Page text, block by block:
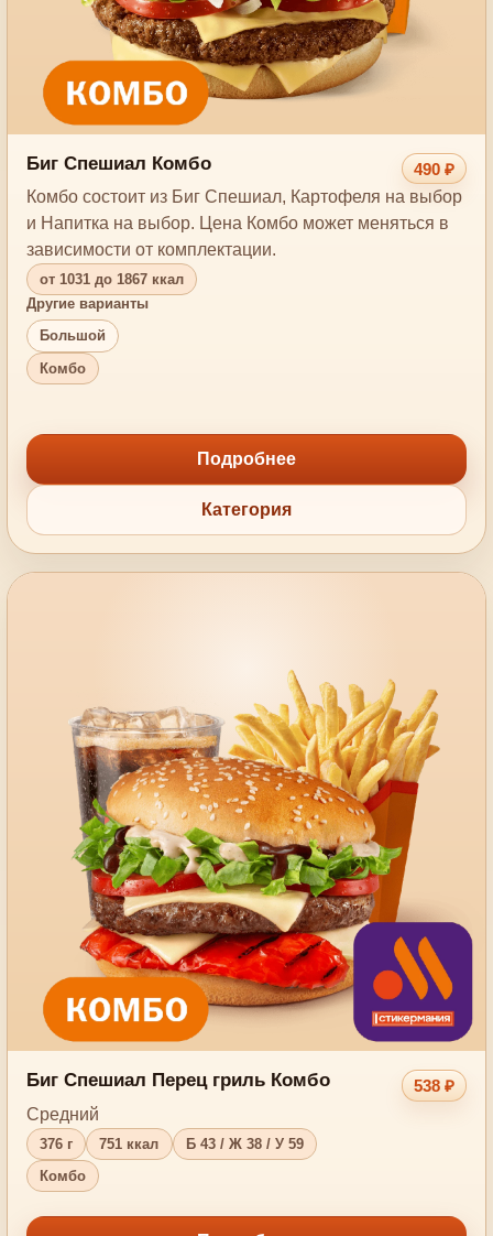
Биг Спешиал Комбо
490 ₽
Комбо состоит из Биг Спешиал, Картофеля на выбор
и Напитка на выбор. Цена Комбо может меняться в
зависимости от комплектации.
от 1031 до 1867 ккал
Другие варианты
Большой
Комбо
Подробнее
Категория
Биг Спешиал Перец гриль Комбо
538 ₽
Средний
376 г 751 ккал
Б 43 / Ж 38 / У 59
Комбо